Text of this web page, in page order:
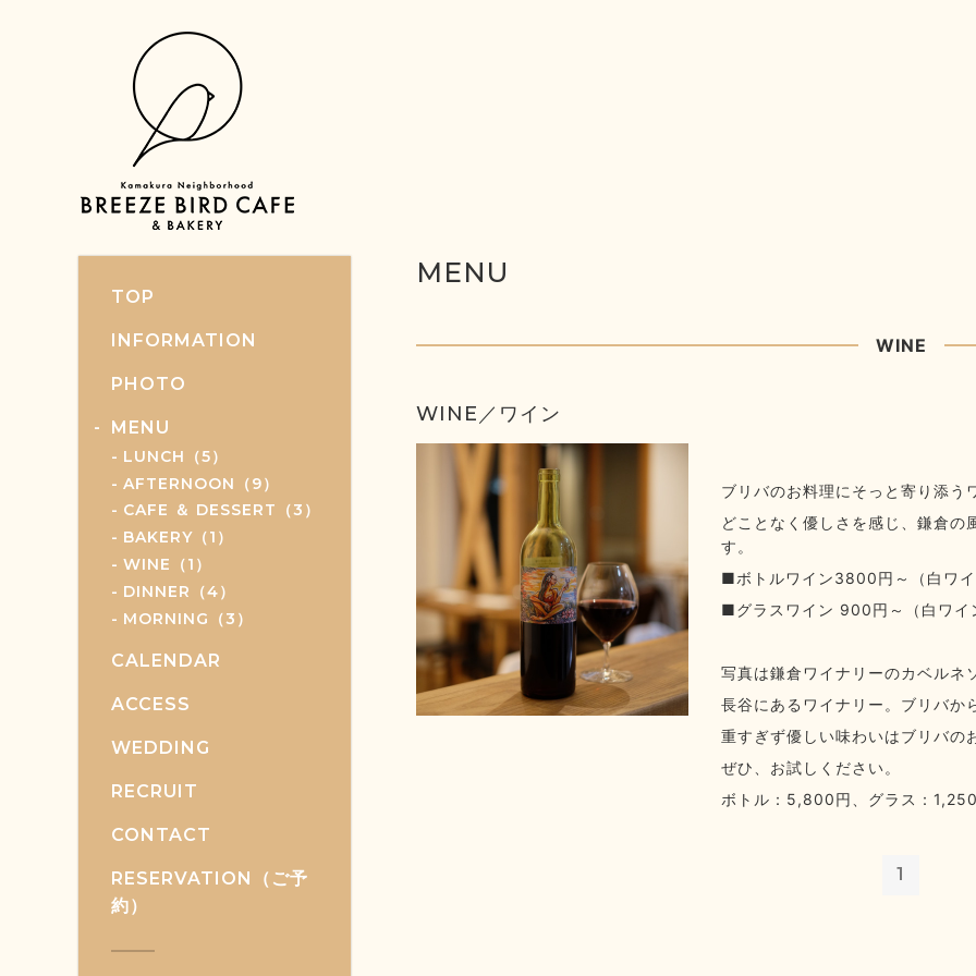
TOP
INFORMATION
PHOTO
MENU
LUNCH（5）
AFTERNOON（9）
CAFE ＆ DESSERT（3）
BAKERY（1）
WINE（1）
DINNER（4）
MORNING（3）
CALENDAR
ACCESS
WEDDING
RECRUIT
CONTACT
RESERVATION（ご予
約）
MENU
WINE
WINE／ワイン
ブリバのお料理にそっと寄り添う
どことなく優しさを感じ、鎌倉の
す。
■ボトルワイン3800円～（白ワイ
■グラスワイン 900円～（白ワイ
写真は鎌倉ワイナリーのカベルネ
長谷にあるワイナリー。ブリバか
重すぎず優しい味わいはブリバの
ぜひ、お試しください。
ボトル：5,800円、グラス：
1